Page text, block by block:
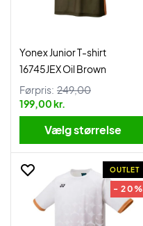
Yonex Junior T-shirt
16745JEX Oil Brown
Førpris: 249,00
199,00 kr.
Vælg størrelse
OUTLET
- 20%